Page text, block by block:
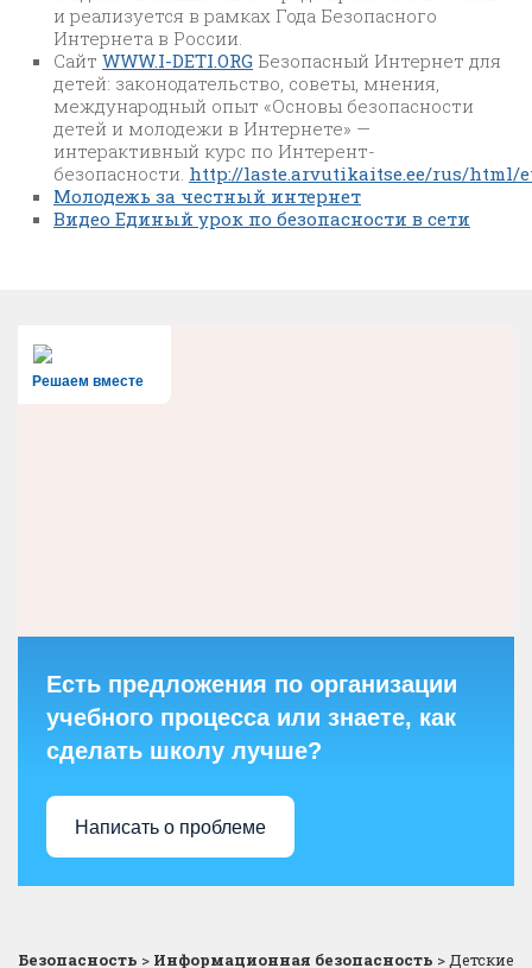
и реализуется в рамках Года Безопасного
Интернета в России.
Сайт WWW.I-DETI.ORG Безопасный Интернет для
детей: законодательство, советы, мнения,
международный опыт «Основы безопасности
детей и молодежи в Интернете» —
интерактивный курс по Интерент-
безопасности. http://laste.arvutikaitse.ee/rus/html/
Молодежь за честный интернет
Видео Единый урок по безопасности в сети
Решаем вместе
Есть предложения по организации
учебного процесса или знаете, как
сделать школу лучше?
Написать о проблеме
Безопасность > Информационная безопасность >Детские